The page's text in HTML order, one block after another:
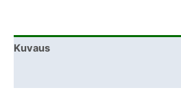
Kuvaus